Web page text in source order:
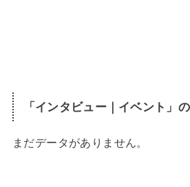
「インタビュー｜イベント 」
まだデータがありません。